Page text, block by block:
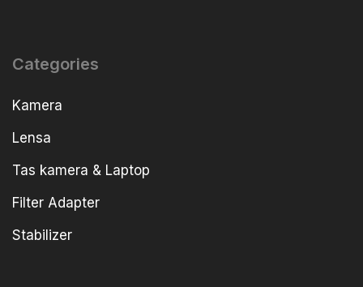
Categories
Kamera
Lensa
Tas kamera & Laptop
Filter Adapter
Stabilizer